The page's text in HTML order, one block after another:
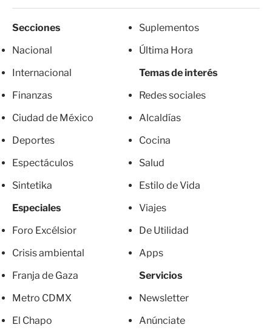
Secciones
Nacional
Internacional
Finanzas
Ciudad de México
Deportes
Espectáculos
Sintetika
Especiales
Foro Excélsior
Crisis ambiental
Franja de Gaza
Metro CDMX
El Chapo
Suplementos
Última Hora
Temas de interés
Redes sociales
Alcaldías
Cocina
Salud
Estilo de Vida
Viajes
De Utilidad
Apps
Servicios
Newsletter
Anúnciate